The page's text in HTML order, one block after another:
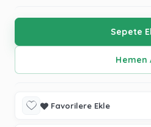
Favorilere Ekle